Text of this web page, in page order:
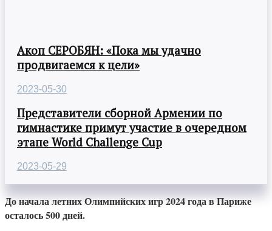
Акоп СЕРОБЯН: «Пока мы удачно
продвигаемся к цели»
2023-05-30
Представители сборной Армении по
гимнастике примут участие в очередном
этапе World Challenge Cup
2023-05-29
До начала летних Олимпийских игр 2024 года в Париже
осталось 500 дней.